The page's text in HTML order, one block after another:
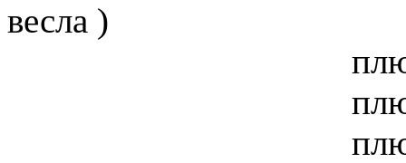
весла )
плюх
плюх
плюх